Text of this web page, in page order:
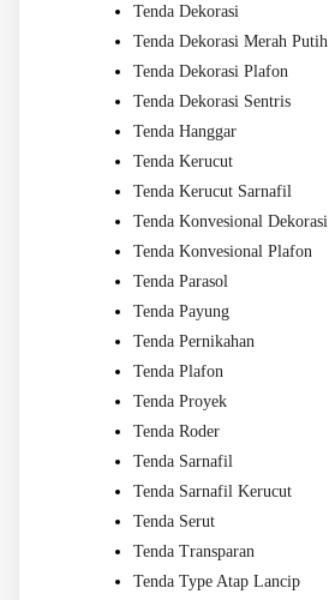
Tenda Dekorasi
Tenda Dekorasi Merah Putih
Tenda Dekorasi Plafon
Tenda Dekorasi Sentris
Tenda Hanggar
Tenda Kerucut
Tenda Kerucut Sarnafil
Tenda Konvesional Dekorasi
Tenda Konvesional Plafon
Tenda Parasol
Tenda Payung
Tenda Pernikahan
Tenda Plafon
Tenda Proyek
Tenda Roder
Tenda Sarnafil
Tenda Sarnafil Kerucut
Tenda Serut
Tenda Transparan
Tenda Type Atap Lancip